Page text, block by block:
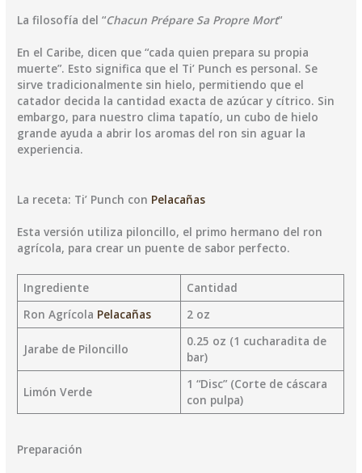
​La filosofía del “Chacun Prépare Sa Propre Mort“
​En el Caribe, dicen que “cada quien prepara su propia
muerte”. Esto significa que el Ti’ Punch es personal. Se
sirve tradicionalmente sin hielo, permitiendo que el
catador decida la cantidad exacta de azúcar y cítrico. Sin
embargo, para nuestro clima tapatío, un cubo de hielo
grande ayuda a abrir los aromas del ron sin aguar la
experiencia.
​La receta: Ti’ Punch con Pelacañas
​Esta versión utiliza piloncillo, el primo hermano del ron
agrícola, para crear un puente de sabor perfecto.
Ingrediente
Cantidad
Ron Agrícola Pelacañas 2 oz
Jarabe de Piloncillo
0.25 oz (1 cucharadita de
bar)
Limón Verde
1 “Disc” (Corte de cáscara
con pulpa)
Preparación